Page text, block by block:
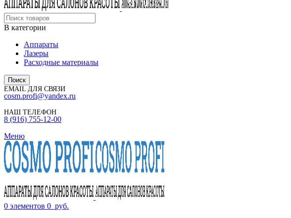
В категории
Аппараты
Лазеры
Расходные материалы
Поиск
EMAIL ДЛЯ СВЯЗИ
cosm.profi@yandex.ru
НАШ ТЕЛЕФОН
8 (916) 755-12-00
Меню
0 элементов 0 руб.